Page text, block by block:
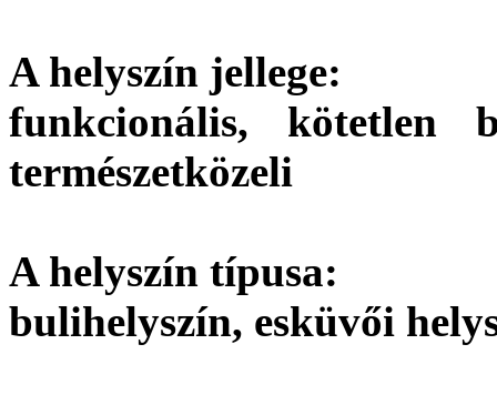
A helyszín jellege:
funkcionális, kötetlen
természetközeli
A helyszín típusa:
bulihelyszín, esküvői